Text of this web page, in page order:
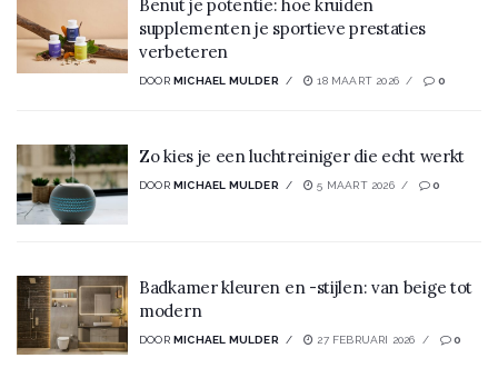
Benut je potentie: hoe kruiden
supplementen je sportieve prestaties
verbeteren
DOOR MICHAEL MULDER 18 MAART 2026 0
Zo kies je een luchtreiniger die echt werkt
DOOR MICHAEL MULDER 5 MAART 2026 0
Badkamer kleuren en -stijlen: van beige tot
modern
DOOR MICHAEL MULDER 27 FEBRUARI 2026 0